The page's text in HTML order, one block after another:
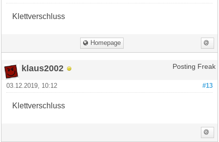
Klettverschluss
Homepage
klaus2002 Posting Freak
#13
03.12.2019, 10:12
Klettverschluss